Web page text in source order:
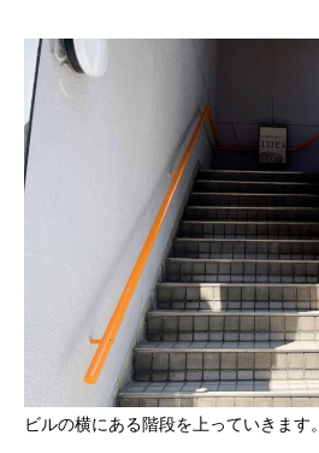
ビルの横にある階段を上っていきます。